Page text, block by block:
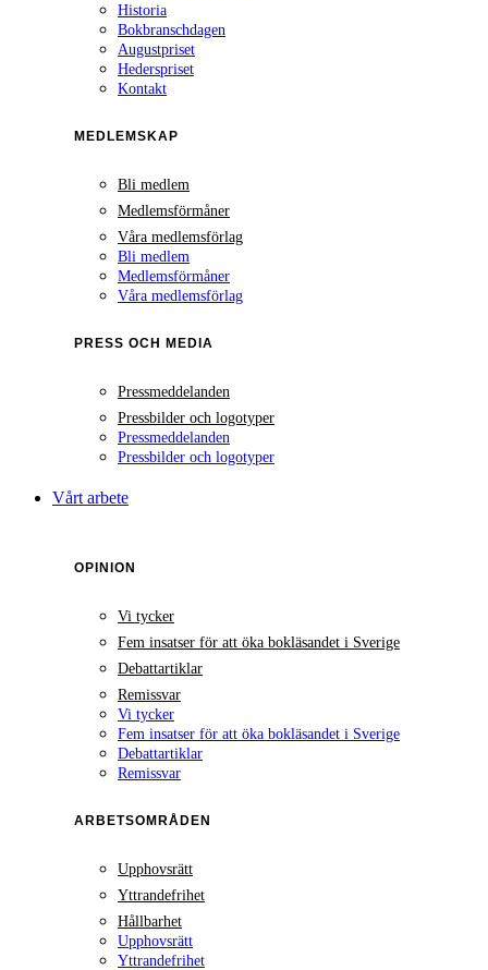
Historia
Bokbranschdagen
Augustpriset
Hederspriset
Kontakt
MEDLEMSKAP
Bli medlem
Medlemsförmåner
Våra medlemsförlag
Bli medlem
Medlemsförmåner
Våra medlemsförlag
PRESS OCH MEDIA
Pressmeddelanden
Pressbilder och logotyper
Pressmeddelanden
Pressbilder och logotyper
Vårt arbete
OPINION
Vi tycker
Fem insatser för att öka bokläsandet i Sverige
Debattartiklar
Remissvar
Vi tycker
Fem insatser för att öka bokläsandet i Sverige
Debattartiklar
Remissvar
ARBETSOMRÅDEN
Upphovsrätt
Yttrandefrihet
Hållbarhet
Upphovsrätt
Yttrandefrihet